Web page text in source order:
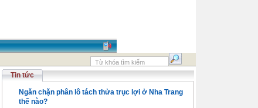
Tin tức
Ngăn chặn phân lô tách thửa trục lợi ở Nha Trang
thế nào?